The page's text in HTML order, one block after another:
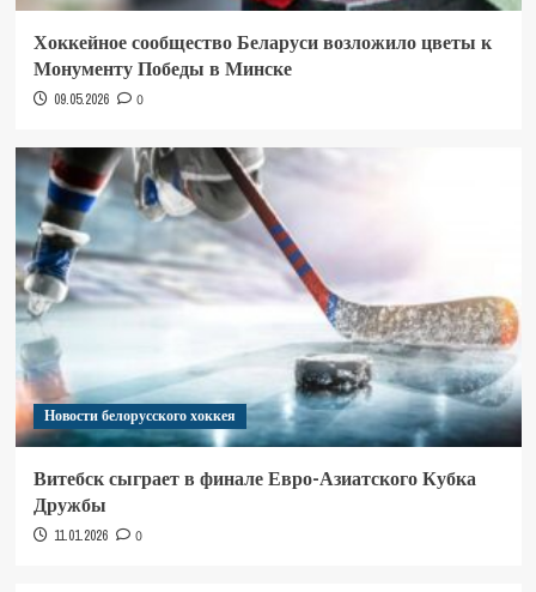
Хоккейное сообщество Беларуси возложило цветы к
Монументу Победы в Минске
09.05.2026 0
Новости белорусского хоккея
Витебск сыграет в финале Евро-Азиатского Кубка
Дружбы
11.01.2026 0